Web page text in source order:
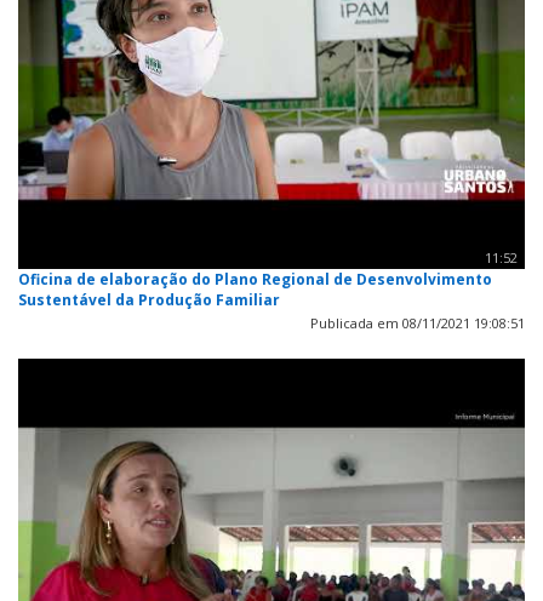
11:52
Oficina de elaboração do Plano Regional de Desenvolvimento
Sustentável da Produção Familiar
Publicada em 08/11/2021 19:08:51